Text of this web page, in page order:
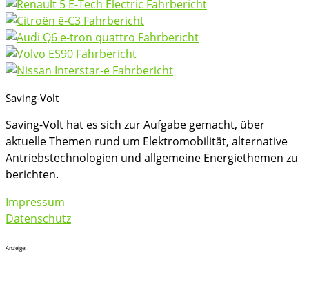
Saving-Volt
Saving-Volt hat es sich zur Aufgabe gemacht, über
aktuelle Themen rund um Elektromobilität, alternative
Antriebstechnologien und allgemeine Energiethemen zu
berichten.
Impressum
Datenschutz
Anzeige: